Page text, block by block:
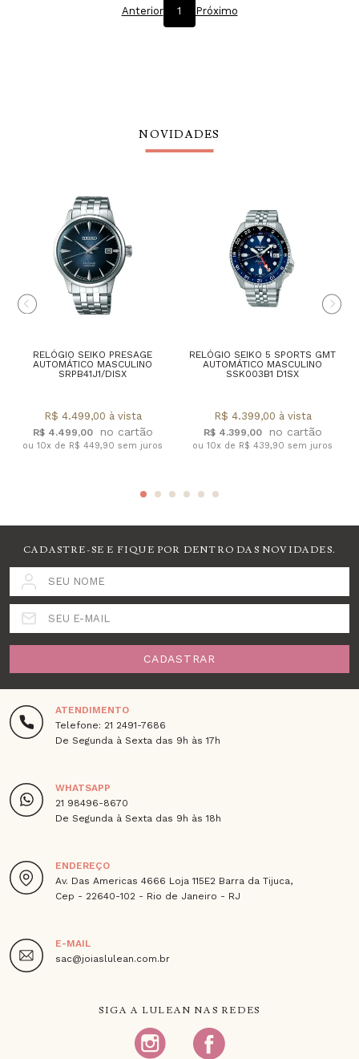
Anterior 1 Próximo
NOVIDADES
RELÓGIO SEIKO PRESAGE
AUTOMÁTICO MASCULINO
SRPB41J1/DISX
R$ 4.499,00
R$ 4.499,00 à vista
ou 10x de R$ 449,90 sem juros
RELÓGIO SEIKO 5 SPORTS GMT
AUTOMÁTICO MASCULINO
SSK003B1 D1SX
R$ 4.399,00
R$ 4.399,00 à vista
ou 10x de R$ 439,90 sem juros
CADASTRE-SE E FIQUE POR DENTRO DAS NOVIDADES.
SEU NOME
SEU E-MAIL
CADASTRAR
ATENDIMENTO
Telefone: 21 2491-7686
De Segunda à Sexta das 9h às 17h
WHATSAPP
21 98496-8670
De Segunda à Sexta das 9h às 18h
ENDEREÇO
Av. Das Americas 4666 Loja 115E2 Barra da Tijuca,
Cep - 22640-102 - Rio de Janeiro - RJ
E-MAIL
sac@joiaslulean.com.br
SIGA A LULEAN NAS REDES